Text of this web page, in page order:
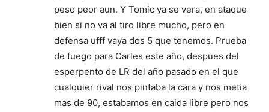
peso peor aun. Y Tomic ya se vera, en ataque
bien si no va al tiro libre mucho, pero en
defensa ufff vaya dos 5 que tenemos. Prueba
de fuego para Carles este año, despues del
esperpento de LR del año pasado en el que
cualquier rival nos pintaba la cara y nos metia
mas de 90, estabamos en caida libre pero nos